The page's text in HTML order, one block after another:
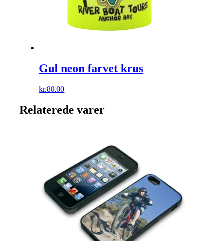
Gul neon farvet krus
kr.80.00
Relaterede varer